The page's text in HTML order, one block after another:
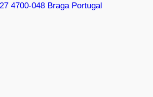
4700-048 Braga Portugal